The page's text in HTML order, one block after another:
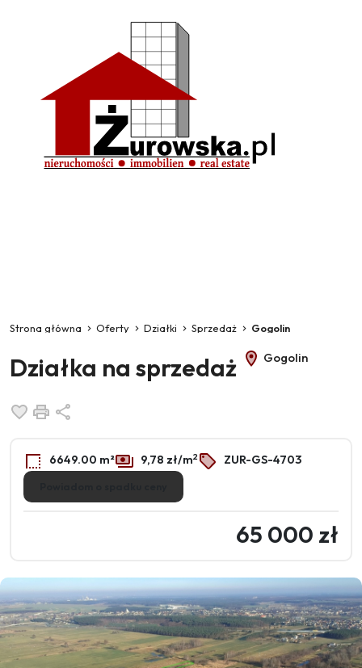
Strona główna Oferty Działki Sprzedaż Gogolin
Działka na sprzedaż Gogolin
Dodaj do ulubionych
Drukuj
6649.00 m² 9,78 zł/m2 ZUR-GS-4703
65 000 zł